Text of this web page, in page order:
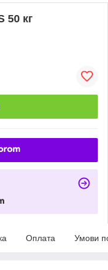
50 кг
Оплата Умови